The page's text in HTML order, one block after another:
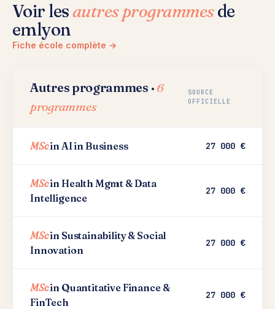
Voir lesautres programmesde
emlyon
Fiche école complète →
Autres programmes · 6
programmes
SOURCE
OFFICIELLE
MScin AI in Business 27 000 €
MScin Health Mgmt & Data
Intelligence
27 000 €
MScin Sustainability & Social
Innovation
27 000 €
MScin Quantitative Finance &
FinTech
27 000 €